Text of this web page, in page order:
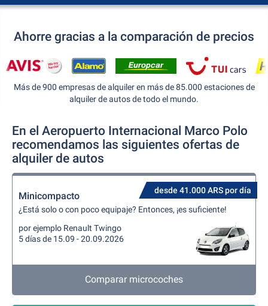
Ahorre gracias a la comparación de precios
Más de 900 empresas de alquiler en más de 85.000 estaciones de
alquiler de autos de todo el mundo.
En el Aeropuerto Internacional Marco Polo
recomendamos las siguientes ofertas de
alquiler de autos
desde 41.000 ARS por día
Minicompacto
¿Está solo o con poco equipaje? Entonces, ¡es suficiente!
por ejemplo Renault Twingo
5 días de 15.09 - 20.09.2026
Comparar microcoches